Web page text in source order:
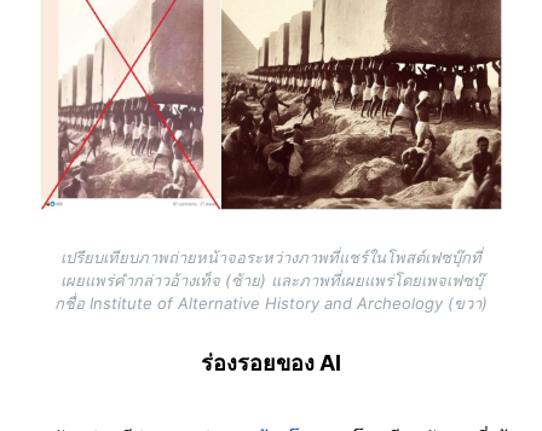
เปรียบเทียบภาพถ่ายหน้าจอระหว่างภาพที่แชร์ในโพสต์เฟซบุ๊กที่
เผยแพร่คำกล่าวอ้างเท็จ (ซ้าย) และภาพที่เผยแพร่โดยเพจเฟซบุ๊
กชื่อ Institute of Alternative History and Archeology (ขวา)
ร่องรอยของ AI